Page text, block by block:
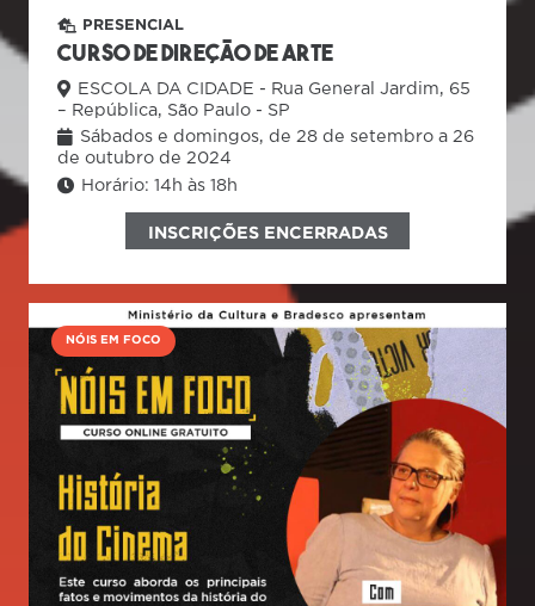
PRESENCIAL
Curso de Direção de Arte
ESCOLA DA CIDADE - Rua General Jardim, 65
– República, São Paulo - SP
Sábados e domingos, de 28 de setembro a 26
de outubro de 2024
Horário: 14h às 18h
INSCRIÇÕES ENCERRADAS
NÓIS EM FOCO